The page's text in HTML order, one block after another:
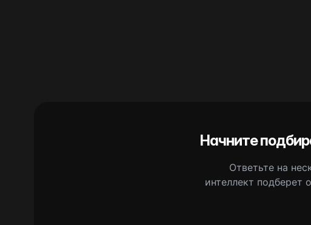
Начните
Ответьте на
интеллект подберет